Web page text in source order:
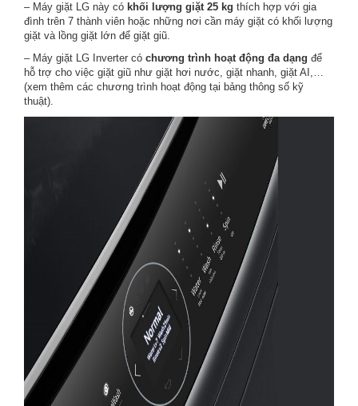
– Máy giặt LG này có khối lượng giặt 25 kg thích hợp với gia
đình trên 7 thành viên hoặc những nơi cần máy giặt có khối lượng
giặt và lồng giặt lớn để giặt giũ.
– Máy giặt LG Inverter có chương trình hoạt động đa dạng để
hỗ trợ cho việc giặt giũ như giặt hơi nước, giặt nhanh, giặt AI,…
(xem thêm các chương trình hoạt động tại bảng thông số kỹ
thuật).